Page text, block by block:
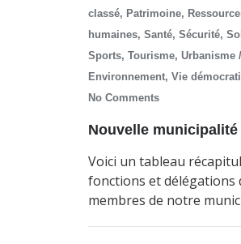
classé, Patrimoine,
humaines, Santé, Sécurité,
Sports, Tourisme, Urbanisme /
Environnement, Vie
No Comments
Nouvelle municipalité
Voici un tableau
fonctions et délégations
membres de notre